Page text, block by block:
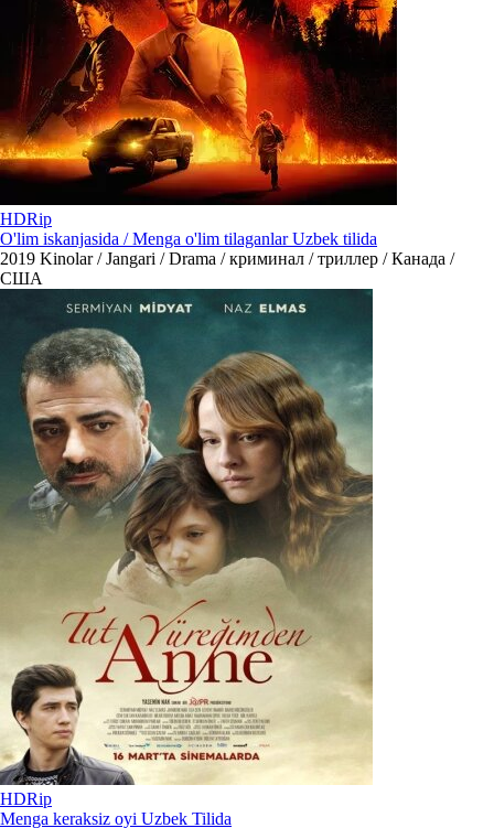
HDRip
O'lim iskanjasida / Menga o'lim tilaganlar Uzbek tilida
2019 Kinolar / Jangari / Drama / криминал / триллер / Канада /
США
HDRip
Menga keraksiz oyi Uzbek Tilida